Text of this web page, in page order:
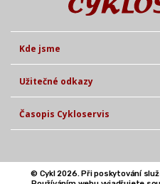
Kde jsme
Užitečné odkazy
Časopis Cykloservis
© Cykl 2026. Při poskytování